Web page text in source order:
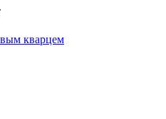
кварцем